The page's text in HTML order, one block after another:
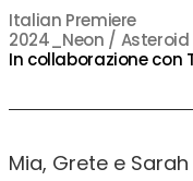
Italian Premiere
2024_Neon /
In collaborazione con
Mia, Grete e